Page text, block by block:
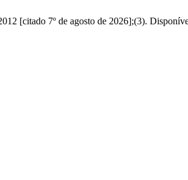
[citado 7º de agosto de 2026];(3).